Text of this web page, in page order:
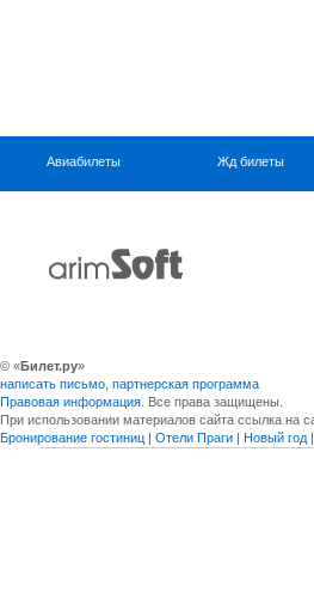
Авиабилеты Жд билеты
© «Билет.ру»
написать письмо партнерская программа
Правовая информация . Все права защищены.
При использовании материалов сайта ссылка на
Бронирование гостиниц | Отели Праги | Новый год |